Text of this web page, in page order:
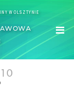
W OLSZTYNIE